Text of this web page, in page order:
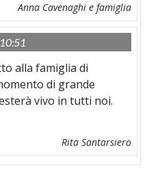
Anna Cavenaghi e famiglia
alla famiglia di
di grande
vivo in tutti noi.
Rita Santarsiero